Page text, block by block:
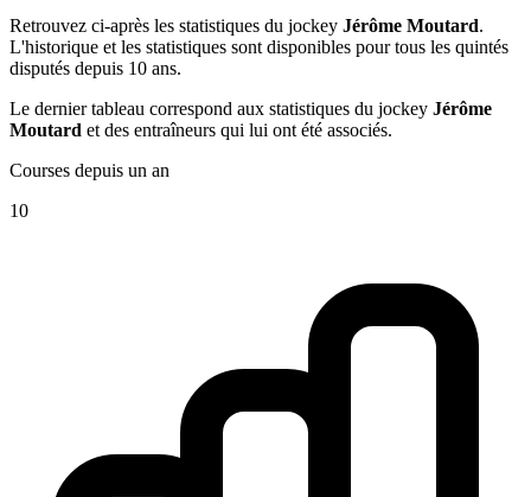
Retrouvez ci-après les statistiques du jockey Jérôme Moutard.
L'historique et les statistiques sont disponibles pour tous les quintés
disputés depuis 10 ans.
Le dernier tableau correspond aux statistiques du jockey Jérôme
Moutard et des entraîneurs qui lui ont été associés.
Courses depuis un an
10